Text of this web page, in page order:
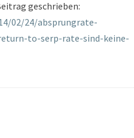
geschrieben:
02/24/absprungrate-
to-serp-rate-sind-keine-